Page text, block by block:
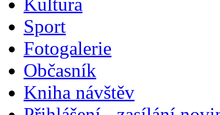
Sport
Fotogalerie
Občasník
Kniha návštěv